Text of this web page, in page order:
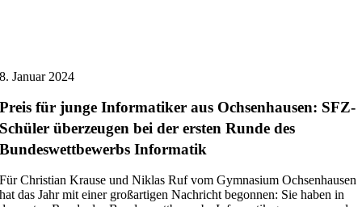
8. Januar 2024
Preis für junge Informatiker aus Ochsenhausen: SFZ-
Schüler überzeugen bei der ersten Runde des
Bundeswettbewerbs Informatik
Für Christian Krause und Niklas Ruf vom Gymnasium Ochsenhausen
hat das Jahr mit einer großartigen Nachricht begonnen: Sie haben in